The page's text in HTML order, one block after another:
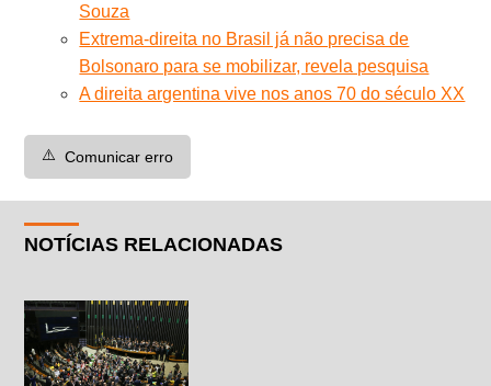
Souza
Extrema-direita no Brasil já não precisa de
Bolsonaro para se mobilizar, revela pesquisa
A direita argentina vive nos anos 70 do século XX
⚠️ Comunicar erro
NOTÍCIAS RELACIONADAS